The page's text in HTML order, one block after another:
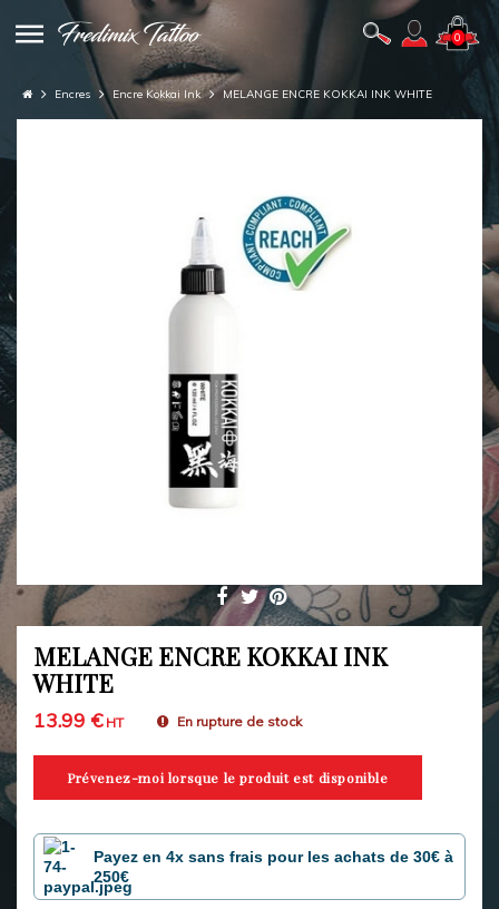
0
Encres Encre Kokkai Ink MELANGE ENCRE KOKKAI INK WHITE
MELANGE ENCRE KOKKAI INK
WHITE
13.99 €HT En rupture de stock
Prévenez-moi lorsque le produit est disponible
Payez en 4x sans frais pour les achats de 30€ à
250€